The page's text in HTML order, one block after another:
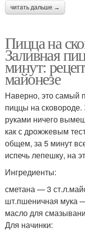
читать дальше →
Пицца на
Заливная
минут:
майонезе
Наверно, это самый
пиццы на сковороде.
руками ничего
как с дрожжевым
общем, за 5 минут
испечь лепешку, на
Ингредиенты:
сметана — 3
шт.пшеничная мука
масло для
Для начинки: